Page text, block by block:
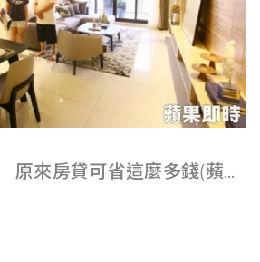
利息補貼＋青安 原來房貸可省這麼多錢(蘋果即時0725)